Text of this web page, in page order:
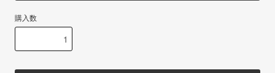
購入数